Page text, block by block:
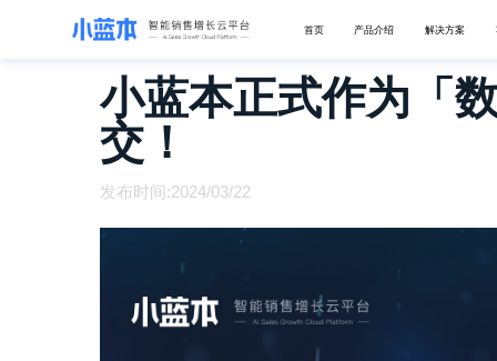
首页 产品介绍 解决方案
小蓝本正式作为「
交！
发布时间:2024/03/22